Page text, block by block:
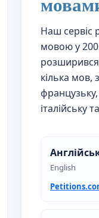
Наш сервіс
мовою у
кілька мов,
французьку,
італійську
English